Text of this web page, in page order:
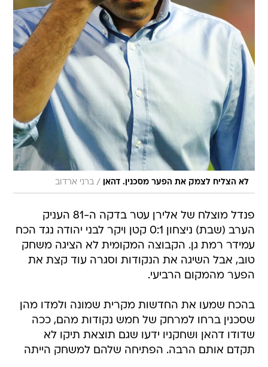
לא הצליח לצמק את הפער מסכנין. דהאן / ברני ארדוב
פנדל מוצלח של אלירן עטר בדקה ה-81 העניק
הערב (שבת) ניצחון 0:1 קטן ויקר לבני יהודה נגד הכח
עמידר רמת גן. הקבוצה המקומית לא הציגה משחק
טוב, אבל השיגה את הנקודות וסגרה עוד קצת את
הפער מהמקום הרביעי.
בהכח שמעו את החדשות מקרית שמונה ולמדו מהן
שסכנין ברחו למרחק של חמש נקודות מהם, ככה
שדודו דהאן ושחקניו ידעו שגם תוצאת תיקו לא
תקדם אותם הרבה. הפתיחה שלהם למשחק הייתה